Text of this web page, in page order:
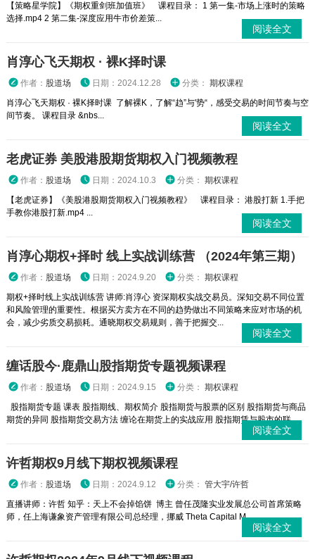
【策略星学院】《期权重剑班加值班》 课程目录： 1 第一集-市场上涨时的策略
选择.mp4 2 第二集-深度应用牛市价差策...
阅读全文
肖淳心飞天期权 · 裸K择时课
作者： 股道场 日期：2024.12.28 分类： 期权课程
肖淳心飞天期权 · 裸K择时课 了解裸K，了解“趋”与'势“，感受交易的时间节奏与空
间节奏。 课程目录 &nbs...
阅读全文
老虎证券 美股港股期货期权入门视频教程
作者： 股道场 日期：2024.10.3 分类： 期权课程
【老虎证券】《美股港股期货期权入门视频教程》 课程目录： 港股打新 1.手把
手教你港股打新.mp4 ...
阅读全文
肖淳心期权+择时 线上实战训练营 （2024年第三期）
作者： 股道场 日期：2024.9.20 分类： 期权课程
期权+择时线上实战训练营 讲师:肖淳心 资深期权实战交易员。深知交易不同位置
和风险管理的重要性。根据买方卖方在不同的趋势做出不同策略来应对市场的机
会，减少劣质交易损耗。通晓期权交易规则，善于把握交...
阅读全文
缠话股今·鹿鼎山股指期货专题视频课程
作者： 股道场 日期：2024.9.15 分类： 期权课程
股指期货专题 课表 股指期线、期权简介 股指期货与股票的区别 股指期货与商品
期货的异同 股指期货交易方法 缠论在期货上的实战应用 股指期赁与股市的联...
阅读全文
许哲期权9月线下期权视频课程
作者： 股道场 日期：2024.9.12 分类： 管大宇/许哲
直播讲师：许哲 知乎：天上不会掉馅饼 博主 曾任茂隆实业发展总公司首席策略
师，任上海谦象资产管理有限公司总经理，挪威 Theta Capital M...
阅读全文